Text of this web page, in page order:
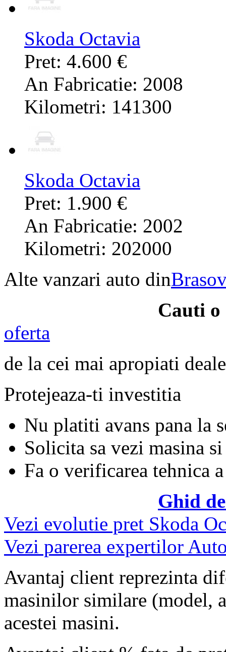
Skoda Octavia
Pret: 4.600 €
An Fabricatie: 2008
Kilometri: 141300
Skoda Octavia
Pret: 1.900 €
An Fabricatie: 2002
Kilometri: 202000
Alte vanzari auto din
Cauti o
oferta
de la cei mai apropiati
Protejeaza-ti investitia
Nu platiti avans pana la
Solicita sa vezi masina si
Fa o verificarea tehnica
Ghid
Vezi evolutie pret Skoda
Vezi parerea expertilor
Avantaj client reprezinta
masinilor similare (model,
acestei masini.